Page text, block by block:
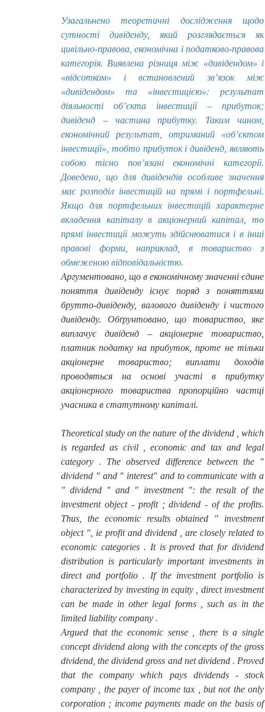
Узагальнено теоретичні дослідження щодо
сутності дивіденду, який розглядається як
цивільно-правова, економічна і податково-правова
категорія. Виявлена різниця між «дивідендом» і
«відсотком» і встановлений зв’язок між
«дивідендом» та «інвестицією»: результат
діяльності об’єкта інвестиції – прибуток;
дивіденд – частина прибутку. Таким чином,
економічний результат, отриманий «об’єктом
інвестиції», тобто прибуток і дивіденд, являють
собою тісно пов’язані економічні категорії.
Доведено, що для дивідендів особливе значення
має розподіл інвестицій на прямі і портфельні.
Якщо для портфельних інвестицій характерне
вкладення капіталу в акціонерний капітал, то
прямі інвестиції можуть здійснюватися і в інші
правові форми, наприклад, в товариство з
обмеженою відповідальністю.
Аргументовано, що в економічному значенні єдине
поняття дивіденду існує поряд з поняттями
брутто-дивіденду, валовогодивіденду і чистого
дивіденду. Обґрунтовано, що товариство, яке
виплачує дивіденд – акціонерне товариство,
платник податку на прибуток, проте не тільки
акціонерне товариство; виплати доходів
проводяться на основі участі в прибутку
акціонерного товариства пропорційно частці
учасника в статутному капіталі.
Theoretical study on the nature of the dividend , which
is regarded as civil , economic and tax and legal
category . The observed difference between the "
dividend " and " interest" and to communicate with a
" dividend " and " investment ": the result of the
investment object - profit ; dividend - of the profits.
Thus, the economic results obtained " investment
object ", ie profit and dividend , are closely related to
economic categories . It is proved that for dividend
distribution is particularly important investments in
direct and portfolio . If the investment portfolio is
characterized by investing in equity , direct investment
can be made in other legal forms , such as in the
limited liability company .
Argued that the economic sense , there is a single
concept dividend along with the concepts of the gross
dividend, the dividend gross and net dividend . Proved
that the company which pays dividends - stock
company , the payer of income tax , but not the only
corporation ; income payments made on the basis of